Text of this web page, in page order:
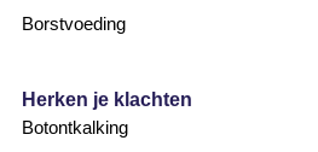
Borstvoeding
Herken je klachten
Botontkalking